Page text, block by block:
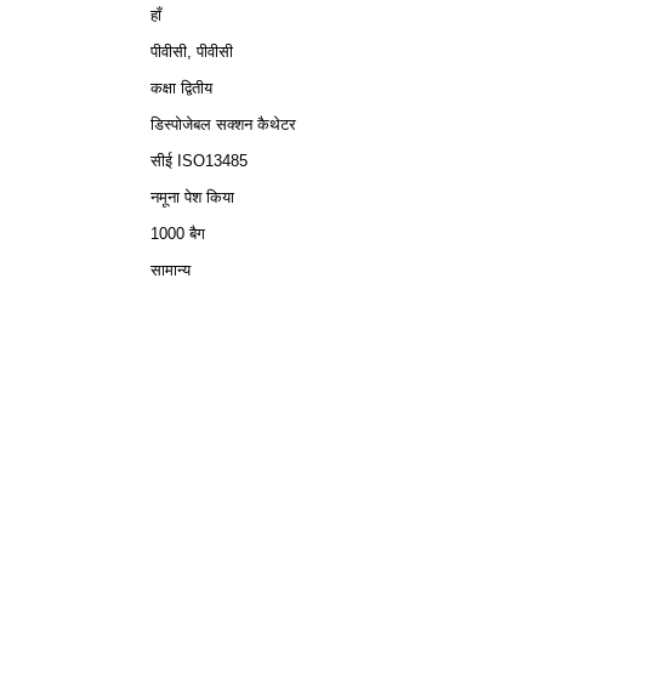
हाँ
पीवीसी, पीवीसी
कक्षा द्वितीय
डिस्पोजेबल सक्शन कैथेटर
सीई ISO13485
नमूना पेश किया
1000 बैग
सामान्य